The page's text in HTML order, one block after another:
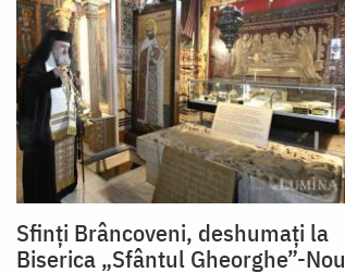
Sfinți Brâncoveni, deshumați la
Biserica „Sfântul Gheorghe”-Nou